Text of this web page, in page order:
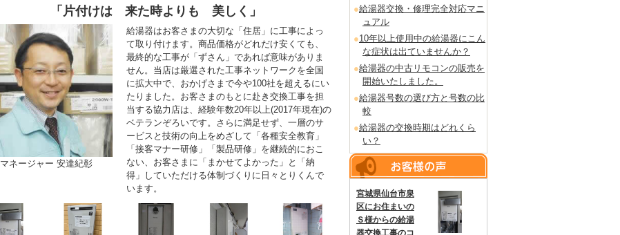
給湯器交換・修理完全対応マニ
ュアル
10年以上使用中の給湯器にこん
な症状は出ていませんか？
給湯器の中古リモコンの販売を
開始いたしました。
給湯器号数の選び方と号数の比
較
給湯器の交換時期はどれくら
い？
宮城県仙台市泉
区にお住まいの
Ｓ様からの給湯
器交換工事のコ
「片付けは 来た時よりも 美しく」
マネージャー 安達紀彰
給湯器はお客さまの大切な「住居」に工事によっ
て取り付けます。商品価格がどれだけ安くても、
最終的な工事が「ずさん」であれば意味がありま
せん。当店は厳選された工事ネットワークを全国
に拡大中で、おかげさまで今や100社を超えるにい
たりました。お客さまのもとに赴き交換工事を担
当する協力店は、経験年数20年以上(2017年現在)の
ベテランぞろいです。さらに満足せず、一層のサ
ービスと技術の向上をめざして「各種安全教育」
「接客マナー研修」「製品研修」を継続的におこ
ない、お客さまに「まかせてよかった」と「納
得」していただける体制づくりに日々とりくんで
います。